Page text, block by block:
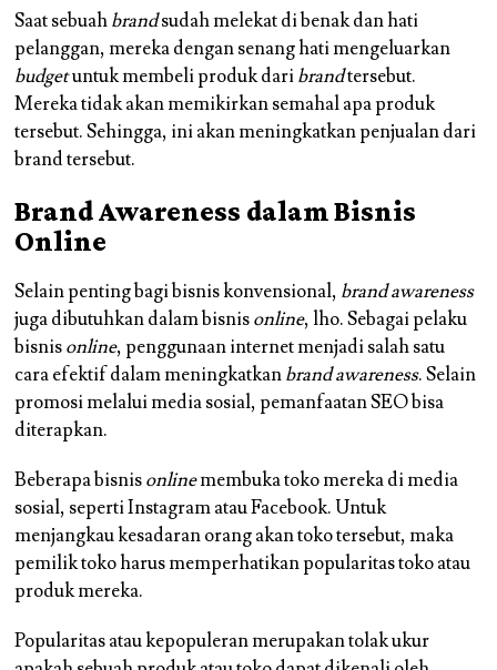
Saat sebuahbrandsudah melekat di benak dan hati
pelanggan, mereka dengan senang hati mengeluarkan
budgetuntuk membeli produk daribrandtersebut.
Mereka tidak akan memikirkan semahal apa produk
tersebut. Sehingga, ini akan meningkatkan penjualan dari
brand tersebut.
Brand Awareness dalam Bisnis
Online
Selain penting bagi bisnis konvensional, brand awareness
juga dibutuhkan dalam bisnisonline, lho. Sebagai pelaku
bisnisonline, penggunaan internet menjadi salah satu
cara efektif dalam meningkatkanbrand awareness. Selain
promosi melalui media sosial, pemanfaatan SEO bisa
diterapkan.
Beberapa bisnisonlinemembuka toko mereka di media
sosial, seperti Instagram atau Facebook. Untuk
menjangkau kesadaran orang akan toko tersebut, maka
pemilik toko harus memperhatikan popularitas toko atau
produk mereka.
Popularitas atau kepopuleran merupakan tolak ukur